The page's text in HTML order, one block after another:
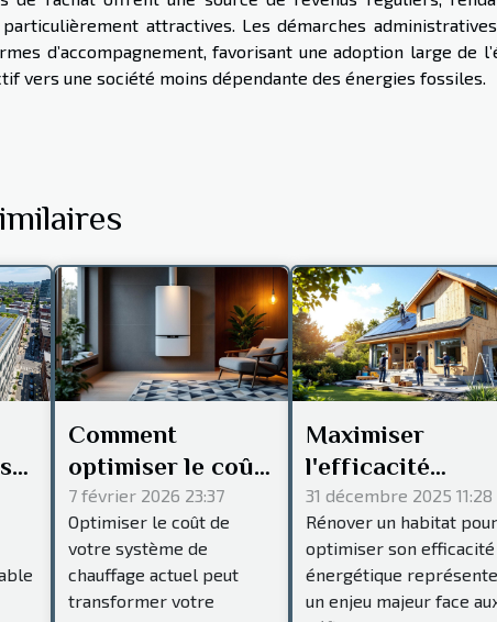
attractives. Les démarches
d’accompagnement, favorisant une adoption large de
vers une société moins dépendante des énergies fossiles.
Comment
optimiser le coût
de votre système
de chauffage
actuel ?
7 février 2026 23:37
Optimiser le coût de
votre système de
chauffage actuel peut
transformer votre
Maximiser
l'efficacité
énergétique lors
de la rénovation
d'un habitat
31 décembre 2025 11:28
Rénover un habitat pour
optimiser son efficacité
énergétique représente
un enjeu majeur face